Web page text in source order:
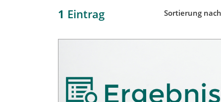
1 Eintrag Sortierung nach